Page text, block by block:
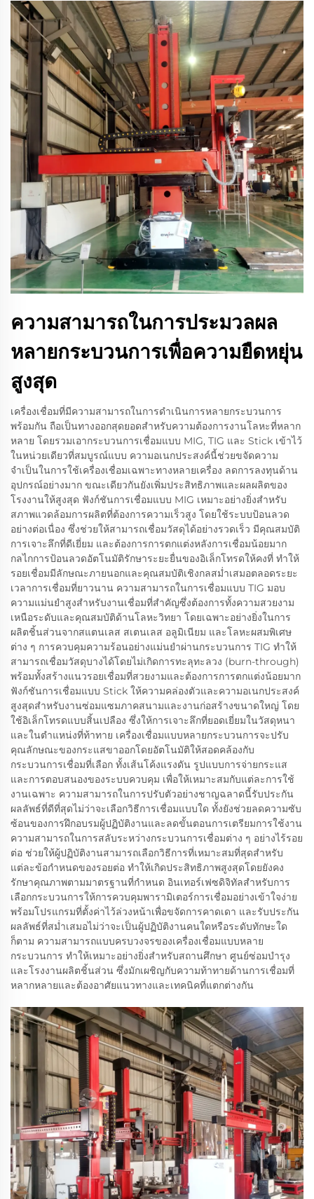
ความสามารถในการประมวลผล
หลายกระบวนการเพื่อความยืดหยุ่น
สูงสุด
เครื่องเชื่อมที่มีความสามารถในการดำเนินการหลายกระบวนการ
พร้อมกัน ถือเป็นทางออกสุดยอดสำหรับความต้องการงานโลหะที่หลาก
หลาย โดยรวมเอากระบวนการเชื่อมแบบ MIG, TIG และ Stick เข้าไว้
ในหน่วยเดียวที่สมบูรณ์แบบ ความอเนกประสงค์นี้ช่วยขจัดความ
จำเป็นในการใช้เครื่องเชื่อมเฉพาะทางหลายเครื่อง ลดการลงทุนด้าน
อุปกรณ์อย่างมาก ขณะเดียวกันยังเพิ่มประสิทธิภาพและผลผลิตของ
โรงงานให้สูงสุด ฟังก์ชันการเชื่อมแบบ MIG เหมาะอย่างยิ่งสำหรับ
สภาพแวดล้อมการผลิตที่ต้องการความเร็วสูง โดยใช้ระบบป้อนลวด
อย่างต่อเนื่อง ซึ่งช่วยให้สามารถเชื่อมวัสดุได้อย่างรวดเร็ว มีคุณสมบัติ
การเจาะลึกที่ดีเยี่ยม และต้องการการตกแต่งหลังการเชื่อมน้อยมาก
กลไกการป้อนลวดอัตโนมัติรักษาระยะยื่นของอิเล็กโทรดให้คงที่ ทำให้
รอยเชื่อมมีลักษณะภายนอกและคุณสมบัติเชิงกลสม่ำเสมอตลอดระยะ
เวลาการเชื่อมที่ยาวนาน ความสามารถในการเชื่อมแบบ TIG มอบ
ความแม่นยำสูงสำหรับงานเชื่อมที่สำคัญซึ่งต้องการทั้งความสวยงาม
เหนือระดับและคุณสมบัติด้านโลหะวิทยา โดยเฉพาะอย่างยิ่งในการ
ผลิตชิ้นส่วนจากสแตนเลส สเตนเลส อลูมิเนียม และโลหะผสมพิเศษ
ต่าง ๆ การควบคุมความร้อนอย่างแม่นยำผ่านกระบวนการ TIG ทำให้
สามารถเชื่อมวัสดุบางได้โดยไม่เกิดการทะลุทะลวง (burn-through)
พร้อมทั้งสร้างแนวรอยเชื่อมที่สวยงามและต้องการการตกแต่งน้อยมาก
ฟังก์ชันการเชื่อมแบบ Stick ให้ความคล่องตัวและความอเนกประสงค์
สูงสุดสำหรับงานซ่อมแซมภาคสนามและงานก่อสร้างขนาดใหญ่ โดย
ใช้อิเล็กโทรดแบบสิ้นเปลือง ซึ่งให้การเจาะลึกที่ยอดเยี่ยมในวัสดุหนา
และในตำแหน่งที่ท้าทาย เครื่องเชื่อมแบบหลายกระบวนการจะปรับ
คุณลักษณะของกระแสขาออกโดยอัตโนมัติให้สอดคล้องกับ
กระบวนการเชื่อมที่เลือก ทั้งเส้นโค้งแรงดัน รูปแบบการจ่ายกระแส
และการตอบสนองของระบบควบคุม เพื่อให้เหมาะสมกับแต่ละการใช้
งานเฉพาะ ความสามารถในการปรับตัวอย่างชาญฉลาดนี้รับประกัน
ผลลัพธ์ที่ดีที่สุดไม่ว่าจะเลือกวิธีการเชื่อมแบบใด ทั้งยังช่วยลดความซับ
ซ้อนของการฝึกอบรมผู้ปฏิบัติงานและลดขั้นตอนการเตรียมการใช้งาน
ความสามารถในการสลับระหว่างกระบวนการเชื่อมต่าง ๆ อย่างไร้รอย
ต่อ ช่วยให้ผู้ปฏิบัติงานสามารถเลือกวิธีการที่เหมาะสมที่สุดสำหรับ
แต่ละข้อกำหนดของรอยต่อ ทำให้เกิดประสิทธิภาพสูงสุดโดยยังคง
รักษาคุณภาพตามมาตรฐานที่กำหนด อินเทอร์เฟซดิจิทัลสำหรับการ
เลือกกระบวนการให้การควบคุมพารามิเตอร์การเชื่อมอย่างเข้าใจง่าย
พร้อมโปรแกรมที่ตั้งค่าไว้ล่วงหน้าเพื่อขจัดการคาดเดา และรับประกัน
ผลลัพธ์ที่สม่ำเสมอไม่ว่าจะเป็นผู้ปฏิบัติงานคนใดหรือระดับทักษะใด
ก็ตาม ความสามารถแบบครบวงจรของเครื่องเชื่อมแบบหลาย
กระบวนการ ทำให้เหมาะอย่างยิ่งสำหรับสถานศึกษา ศูนย์ซ่อมบำรุง
และโรงงานผลิตชิ้นส่วน ซึ่งมักเผชิญกับความท้าทายด้านการเชื่อมที่
หลากหลายและต้องอาศัยแนวทางและเทคนิคที่แตกต่างกัน